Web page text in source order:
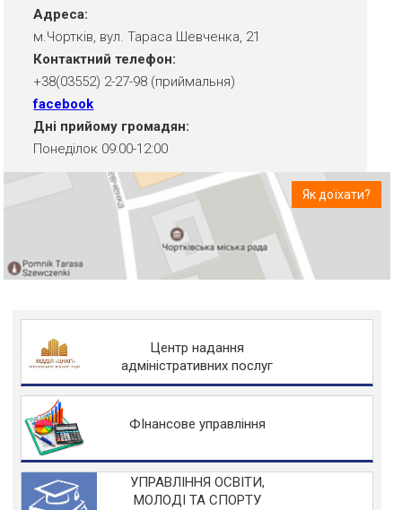
Адреса:
м.Чортків, вул. Тараса Шевченка, 21
Контактний телефон:
+38(03552) 2-27-98 (приймальня)
facebook
Дні прийому громадян:
Понеділок 09:00-12:00
Як доїхати?
Центр надання
адміністративних послуг
ФІнансове управління
УПРАВЛІННЯ ОСВІТИ,
МОЛОДІ ТА СПОРТУ